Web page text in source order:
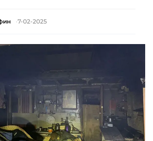
7-02-2025